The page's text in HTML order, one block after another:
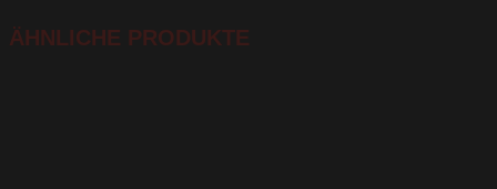
ÄHNLICHE PRODUKTE